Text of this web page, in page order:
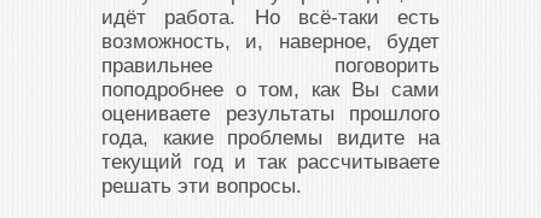
идёт работа. Но всё-таки есть
возможность, и, наверное, будет
правильнее поговорить
поподробнее о том, как Вы сами
оцениваете результаты прошлого
года, какие проблемы видите на
текущий год и так рассчитываете
решать эти вопросы.